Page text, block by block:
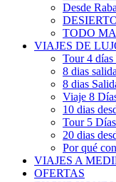
Desde
TODO
VIAJES DE
Tour 4 días
8 dias
8 dias
Viaje 8
10 dias
Tour 5
20 dias
Por qué
VIAJES A
OFERTAS